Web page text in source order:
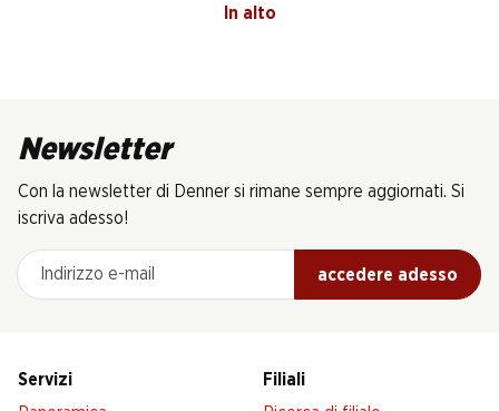
In alto
Newsletter
Con la newsletter di Denner si rimane sempre aggiornati. Si
iscriva adesso!
Indirizzo e-mail
accedere adesso
Servizi
Filiali